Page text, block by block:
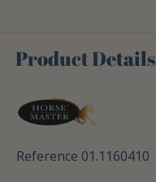
Product Details
Reference 01.1160410